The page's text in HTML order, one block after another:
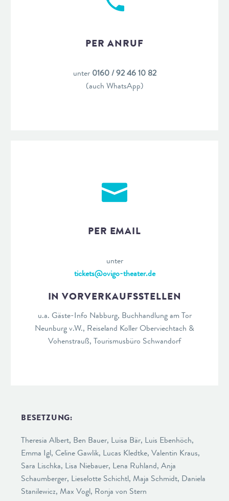
PER ANRUF
unter 0160 / 92 46 10 82
(auch WhatsApp)
PER EMAIL
unter
tickets@ovigo-theater.de
IN VORVERKAUFSSTELLEN
u.a. Gäste-Info Nabburg, Buchhandlung am Tor
Neunburg v.W., Reiseland Koller Oberviechtach &
Vohenstrauß, Tourismusbüro Schwandorf
BESETZUNG:
Theresia Albert, Ben Bauer, Luisa Bär, Luis Ebenhöch,
Emma Igl, Celine Gawlik, Lucas Kledtke, Valentin Kraus,
Sara Lischka, Lisa Niebauer, Lena Ruhland, Anja
Schaumberger, Lieselotte Schichtl, Maja Schmidt, Daniela
Stanilewicz, Max Vogl, Ronja von Stern